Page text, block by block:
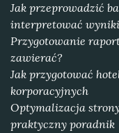
Jak przeprowadzić
interpretować wyniki
Przygotowanie
zawierać?
Jak przygotować
korporacyjnych
Optymalizacja
praktyczny poradnik